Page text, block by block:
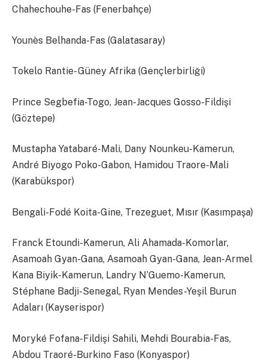
Chahechouhe-Fas (Fenerbahçe)
Younès Belhanda-Fas (Galatasaray)
Tokelo Rantie- Güney Afrika (Gençlerbirliği)
Prince Segbefia-Togo, Jean-Jacques Gosso-Fildişi
(Göztepe)
Mustapha Yatabaré-Mali, Dany Nounkeu-Kamerun,
André Biyogo Poko-Gabon, Hamidou Traore-Mali
(Karabükspor)
Bengali-Fodé Koita-Gine, Trezeguet, Mısır (Kasımpaşa)
Franck Etoundi-Kamerun, Ali Ahamada-Komorlar,
Asamoah Gyan-Gana, Asamoah Gyan-Gana, Jean-Armel
Kana Biyik-Kamerun, Landry N’Guemo-Kamerun,
Stéphane Badji-Senegal, Ryan Mendes-Yeşil Burun
Adaları (Kayserispor)
Moryké Fofana-Fildişi Sahili, Mehdi Bourabia-Fas,
Abdou Traoré-Burkino Faso (Konyaspor)